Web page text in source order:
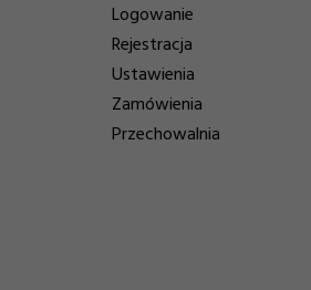
Logowanie
Rejestracja
Ustawienia
Zamówienia
Przechowalnia